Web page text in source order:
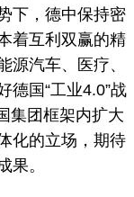
下，德中保持密
着互利双赢的精
源汽车、医疗、
德国“工业4.0”战
集团框架内扩大
化的立场，期待
果。